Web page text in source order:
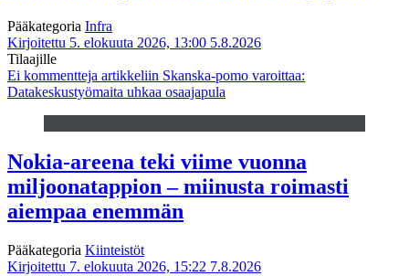
Pääkategoria Infra
Kirjoitettu 5. elokuuta 2026, 13:00 5.8.2026
Tilaajille
Ei kommentteja artikkeliin Skanska-pomo varoittaa:
Datakeskustyömaita uhkaa osaajapula
Nokia-areena teki viime vuonna
miljoonatappion – miinusta roimasti
aiempaa enemmän
Pääkategoria Kiinteistöt
Kirjoitettu 7. elokuuta 2026, 15:22 7.8.2026